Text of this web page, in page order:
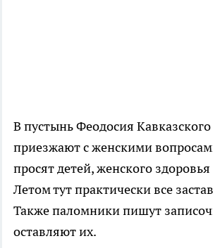
В пустынь Феодосия Кавказского
приезжают с женскими
просят детей, женского здоровья
Летом тут практически все
Также паломники пишут
оставляют их.